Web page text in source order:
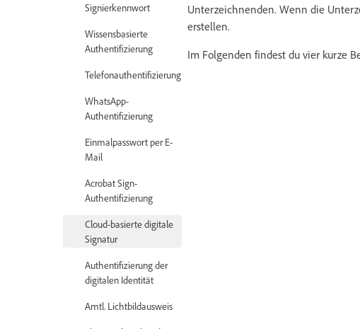
Signierkennwort
Wissensbasierte
Authentifizierung
Telefonauthentifizierung
WhatsApp-
Authentifizierung
Einmalpasswort per E-
Mail
Acrobat Sign-
Authentifizierung
Cloud-basierte digitale
Signatur
Authentifizierung der
digitalen Identität
Amtl. Lichtbildausweis
Unterzeichnenden. Wenn die
erstellen.
Im Folgenden findest du vier kurze